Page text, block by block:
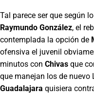
Tal parece ser que según
Raymundo González, el
contemplada la opción de
ofensiva el juvenil
minutos con Chivas que
que manejan los de nuevo
Guadalajara quisiera